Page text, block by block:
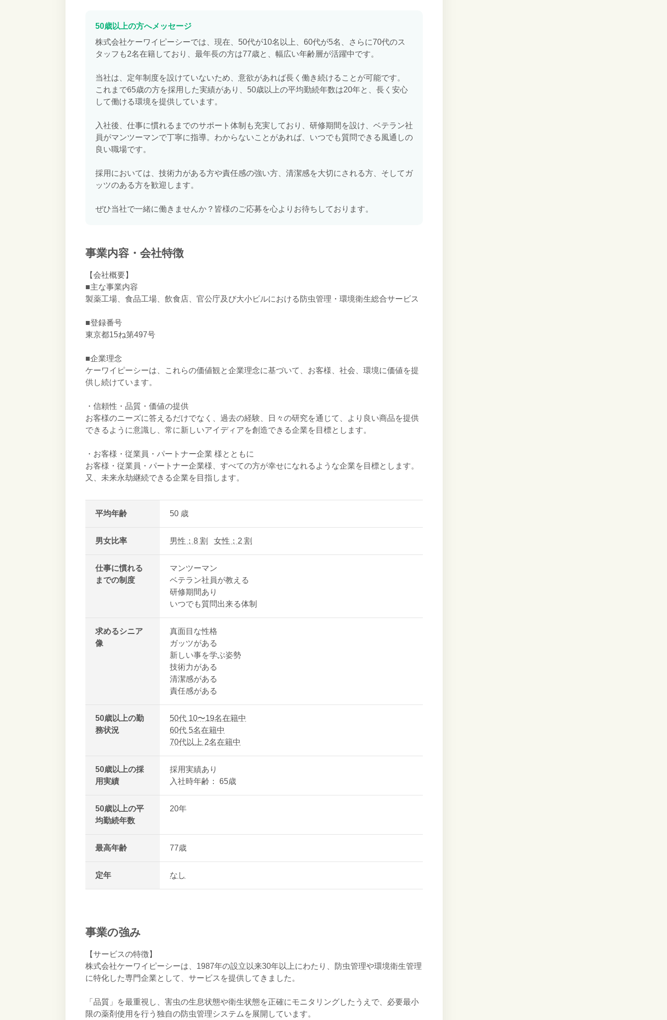
50歳以上の方へメッセージ
株式会社ケーワイピーシーでは、現在、50代が10名以上、60代が5名、さらに70代のス
タッフも2名在籍しており、最年長の方は77歳と、幅広い年齢層が活躍中です。
当社は、定年制度を設けていないため、意欲があれば長く働き続けることが可能です。
これまで65歳の方を採用した実績があり、50歳以上の平均勤続年数は20年と、長く安心
して働ける環境を提供しています。
入社後、仕事に慣れるまでのサポート体制も充実しており、研修期間を設け、ベテラン社
員がマンツーマンで丁寧に指導。わからないことがあれば、いつでも質問できる風通しの
良い職場です。
採用においては、技術力がある方や責任感の強い方、清潔感を大切にされる方、そしてガ
ッツのある方を歓迎します。
ぜひ当社で一緒に働きませんか？皆様のご応募を心よりお待ちしております。
事業内容・会社特徴
【会社概要】
■主な事業内容
製薬工場、食品工場、飲食店、官公庁及び大小ビルにおける防虫管理・環境衛生総合サービス
■登録番号
東京都15ね第497号
■企業理念
ケーワイピーシーは、これらの価値観と企業理念に基づいて、お客様、社会、環境に価値を提
供し続けています。
・信頼性・品質・価値の提供
お客様のニーズに答えるだけでなく、過去の経験、日々の研究を通じて、より良い商品を提供
できるように意識し、常に新しいアイディアを創造できる企業を目標とします。
・お客様・従業員・パートナー企業 様とともに
お客様・従業員・パートナー企業様、すべての方が幸せになれるような企業を目標とします。
又、未来永劫継続できる企業を目指します。
平均年齢 50 歳
男女比率 男性：8 割 女性：2 割
仕事に慣れる
までの制度
マンツーマン
ベテラン社員が教える
研修期間あり
いつでも質問出来る体制
求めるシニア
像
真面目な性格
ガッツがある
新しい事を学ぶ姿勢
技術力がある
清潔感がある
責任感がある
50歳以上の勤
務状況
50代 10〜19名在籍中
60代 5名在籍中
70代以上 2名在籍中
50歳以上の採
用実績
採用実績あり
入社時年齢： 65歳
50歳以上の平
均勤続年数
20年
最高年齢 77歳
定年 なし
事業の強み
【サービスの特徴】
株式会社ケーワイピーシーは、1987年の設立以来30年以上にわたり、防虫管理や環境衛生管理
に特化した専門企業として、サービスを提供してきました。
「品質」を最重視し、害虫の生息状態や衛生状態を正確にモニタリングしたうえで、必要最小
限の薬剤使用を行う独自の防虫管理システムを展開しています。